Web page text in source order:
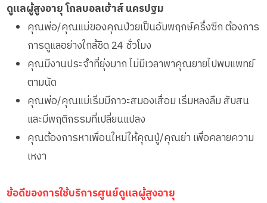
ดูแลผู้สูงอายุ โกลบอลเฮ้าส์ นครปฐม
คุณพ่อ/คุณแม่ของคุณป่วยเป็นอัมพฤกษ์ครึ่งซีก ต้องการ
การดูแลอย่างใกล้ชิด 24 ชั่วโมง
คุณมีงานประจำที่ยุ่งมาก ไม่มีเวลาพาคุณยายไปพบแพทย์
ตามนัด
คุณพ่อ/คุณแม่เริ่มมีภาวะสมองเสื่อม เริ่มหลงลืม สับสน
และมีพฤติกรรมที่เปลี่ยนแปลง
คุณต้องการหาเพื่อนใหม่ให้คุณปู่/คุณย่า เพื่อคลายความ
เหงา
ข้อดีของการใช้บริการศูนย์ดูแลผู้สูงอายุ